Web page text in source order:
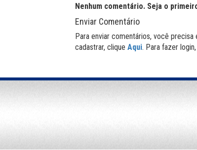
Nenhum comentário. Seja o
Enviar Comentário
Para enviar comentários, você
cadastrar, clique Aqui. Para fazer